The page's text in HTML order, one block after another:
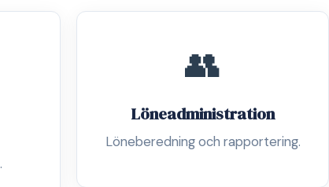
👥
Löneadministration
Löneberedning och rapportering.